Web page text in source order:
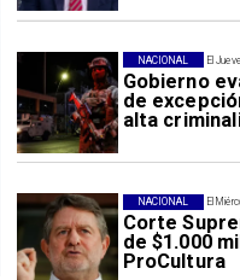
El
Gobierno
de
alta
NACIONAL
El
Corte
de $1.000
ProCultura
NACIONAL